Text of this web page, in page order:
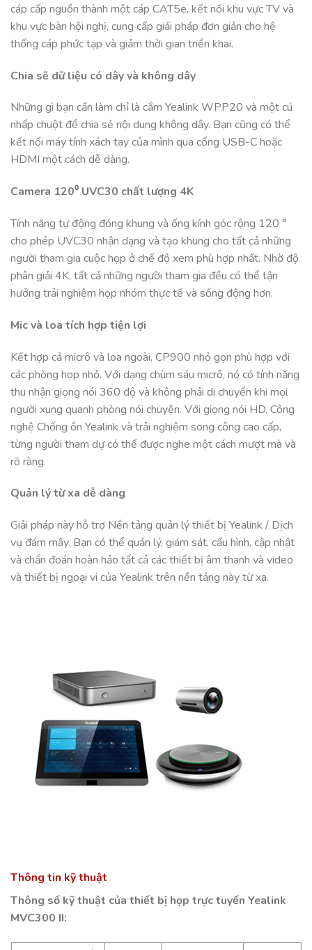
cáp cấp nguồn thành một cáp CAT5e, kết nối khu vực TV và
khu vực bàn hội nghị, cung cấp giải pháp đơn giản cho hệ
thống cáp phức tạp và giảm thời gian triển khai.
Chia sẽ dữ liệu có dây và không dây
Những gì bạn cần làm chỉ là cắm Yealink WPP20 và một cú
nhấp chuột để chia sẻ nội dung không dây. Bạn cũng có thể
kết nối máy tính xách tay của mình qua cổng USB-C hoặc
HDMI một cách dễ dàng.
Camera 120⁰ UVC30 chất lượng 4K
Tính năng tự động đóng khung và ống kính góc rộng 120 °
cho phép UVC30 nhận dạng và tạo khung cho tất cả những
người tham gia cuộc họp ở chế độ xem phù hợp nhất. Nhờ độ
phân giải 4K, tất cả những người tham gia đều có thể tận
hưởng trải nghiệm họp nhóm thực tế và sống động hơn.
Mic và loa tích hợp tiện lợi
Kết hợp cả micrô và loa ngoài, CP900 nhỏ gọn phù hợp với
các phòng họp nhỏ. Với dạng chùm sáu micrô, nó có tính năng
thu nhận giọng nói 360 độ và không phải di chuyển khi mọi
người xung quanh phòng nói chuyện. Với giọng nói HD, Công
nghệ Chống ồn Yealink và trải nghiệm song công cao cấp,
từng người tham dự có thể được nghe một cách mượt mà và
rõ ràng.
Quản lý từ xa dễ dàng
Giải pháp này hỗ trợ Nền tảng quản lý thiết bị Yealink / Dịch
vụ đám mây. Bạn có thể quản lý, giám sát, cấu hình, cập nhật
và chẩn đoán hoàn hảo tất cả các thiết bị âm thanh và video
và thiết bị ngoại vi của Yealink trên nền tảng này từ xa.
Thông tin kỹ thuật
Thông số kỹ thuật của thiết bị họp trực tuyến Yealink
MVC300 II: